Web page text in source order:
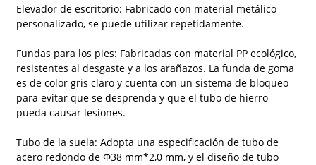
Elevador de escritorio: Fabricado con material metálico
personalizado, se puede utilizar repetidamente.
Fundas para los pies: Fabricadas con material PP ecológico,
resistentes al desgaste y a los arañazos. La funda de goma
es de color gris claro y cuenta con un sistema de bloqueo
para evitar que se desprenda y que el tubo de hierro
pueda causar lesiones.
Tubo de la suela: Adopta una especificación de tubo de
acero redondo de Φ38 mm*2,0 mm, y el diseño de tubo